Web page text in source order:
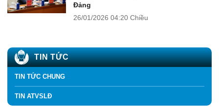
Đảng
26/01/2026 04:20 Chiều
TIN TỨC
TIN TỨC CHUNG
TIN ATVSLĐ